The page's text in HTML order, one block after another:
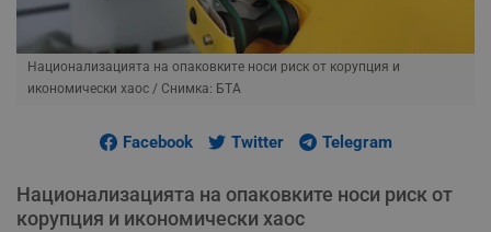
Национализацията на опаковките носи риск от корупция и
икономически хаос / Снимка: БТА
Facebook Twitter Telegram
Национализацията на опаковките носи риск от
корупция и икономически хаос